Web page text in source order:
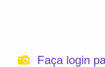
Faça login